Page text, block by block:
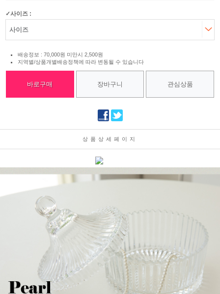
사이즈 :
배송정보 : 70,000원 미만시 2,500원
지역별/상품개별배송정책에 따라 변동될 수 있습니다
바로구매 장바구니 관심상품
상품상세페이지